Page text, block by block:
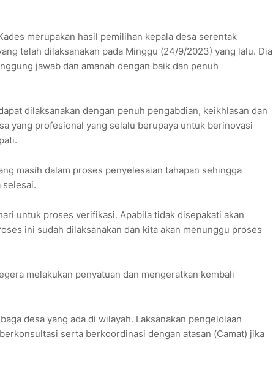
merupakan hasil pemilihan kepala desa serentak
telah dilaksanakan pada Minggu (24/9/2023) yang lalu. Dia
jawab dan amanah dengan baik dan penuh
dilaksanakan dengan penuh pengabdian, keikhlasan dan
yang profesional yang selalu berupaya untuk berinovasi
masih dalam proses penyelesaian tahapan sehingga
selesai.
untuk proses verifikasi. Apabila tidak disepakati akan
ini sudah dilaksanakan dan kita akan menunggu proses
melakukan penyatuan dan mengeratkan kembali
desa yang ada di wilayah. Laksanakan pengelolaan
serta berkoordinasi dengan atasan (Camat) jika